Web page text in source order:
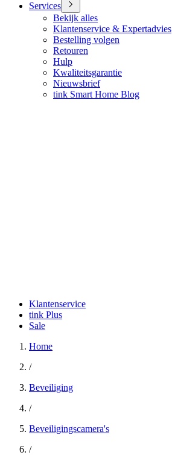
Services
Bekijk alles
Klantenservice & Expertadvies
Bestelling volgen
Retouren
Hulp
Kwaliteitsgarantie
Nieuwsbrief
tink Smart Home Blog
Klantenservice
tink Plus
Sale
Home
/
Beveiliging
/
Beveiligingscamera's
/